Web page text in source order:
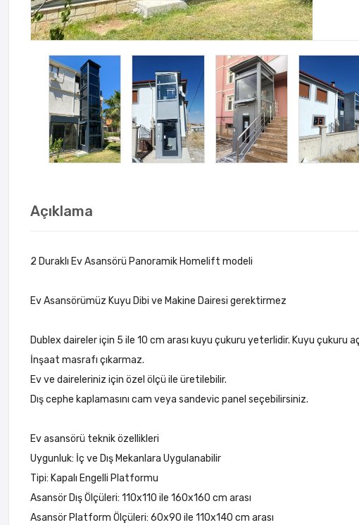
Açıklama
2 Duraklı Ev Asansörü Panoramik Homelift modeli
Ev Asansörümüz Kuyu Dibi ve Makine Dairesi gerektirmez
Dublex daireler için 5 ile 10 cm arası kuyu çukuru yeterlidir. Kuyu çukuru
İnşaat masrafı çıkarmaz.
Ev ve daireleriniz için özel ölçü ile üretilebilir.
Dış cephe kaplamasını cam veya sandevic panel seçebilirsiniz.
Ev asansörü teknik özellikleri
Uygunluk: İç ve Dış Mekanlara Uygulanabilir
Tipi: Kapalı Engelli Platformu
Asansör Dış Ölçüleri: 110x110 ile 160x160 cm arası
Asansör Platform Ölçüleri: 60x90 ile 110x140 cm arası